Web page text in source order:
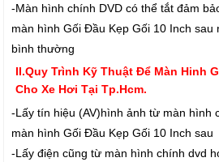
-Màn hình chính DVD có thể tắt đảm
màn hình Gối Đầu Kẹp Gối 10 Inch sau
bình thường
II.Quy Trình Kỹ Thuật Để Màn Hinh
Cho Xe Hơi Tại Tp.Hcm.
-Lấy tín hiệu (AV)hình ảnh từ màn hình
màn hình Gối Đầu Kẹp Gối 10 Inch sau
-Lấy điện cũng từ màn hình chính dvd